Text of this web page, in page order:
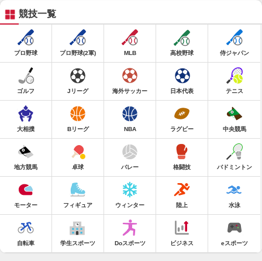
競技一覧
プロ野球 プロ野球(2軍) MLB 高校野球 侍ジャパン
ゴルフ Jリーグ 海外サッカー 日本代表 テニス
大相撲 Bリーグ NBA ラグビー 中央競馬
地方競馬 卓球 バレー 格闘技 バドミントン
モーター フィギュア ウィンター 陸上 水泳
自転車 学生スポーツ Doスポーツ ビジネス eスポーツ